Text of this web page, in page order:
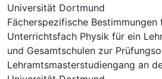
Universität Dortmund
Fächerspezifische Bestimmungen
Unterrichtsfach Physik für ein
und Gesamtschulen zur
Lehramtsmasterstudiengang an